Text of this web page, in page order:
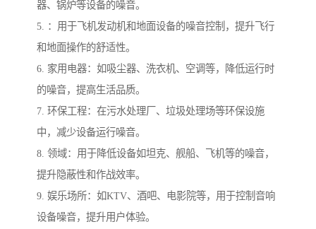
器、锅炉等设备的噪音。
5. ：用于飞机发动机和地面设备的噪音控制，提升飞行
和地面操作的舒适性。
6. 家用电器：如吸尘器、洗衣机、空调等，降低运行时
的噪音，提高生活品质。
7. 环保工程：在污水处理厂、垃圾处理场等环保设施
中，减少设备运行噪音。
8. 领域：用于降低设备如坦克、舰船、飞机等的噪音，
提升隐蔽性和作战效率。
9. 娱乐场所：如KTV、酒吧、电影院等，用于控制音响
设备噪音，提升用户体验。